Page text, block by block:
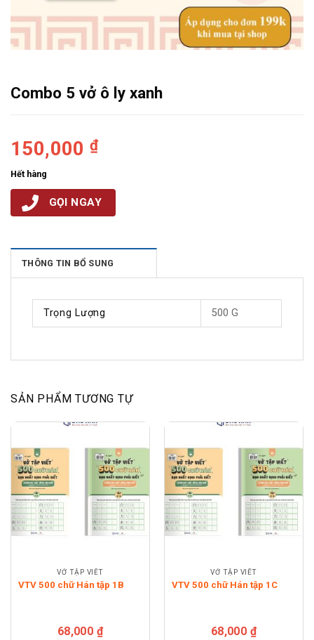
Combo 5 vở ô ly xanh
150,000₫
Hết hàng
GỌI NGAY
THÔNG TIN BỔ SUNG
Trọng Lượng 500 G
SẢN PHẨM TƯƠNG TỰ
VỞ TẬP VIẾT
VTV 500 chữ Hán tập 1B
68,000 ₫
VỞ TẬP VIẾT
VTV 500 chữ Hán tập 1C
68,000 ₫